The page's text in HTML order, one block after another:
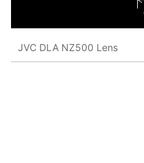
JVC DLA NZ500 Lens